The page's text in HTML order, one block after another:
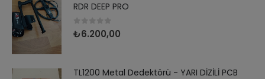
RDR DEEP PRO
0 out of 5
₺6.200,00
TL1200 Metal Dedektörü - YARI DİZİLİ PCB